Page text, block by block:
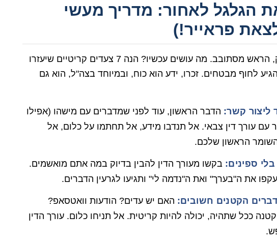
הגלגל לאחור: מדריך מעשי
פראייר!)
אז נקלעתם לסיטואציה. הלב דופק, הראש מסתובב. מה עושים עכשיו? הנה 7 צעדים קריטיים שיעזרו
לחוף מבטחים. זכרו, ידע הוא כוח, ובמיוחד בצה"ל, הוא גם
ליצור קשר: הדבר הראשון, עוד לפני שמדברים עם מישהו (אפילו
עם עורך דין צבאי. אל תנדבו מידע, אל תחתמו על כלום, אל
השומר הראשון שלכם.
ספינים: בקשו מעורך הדין להבין בדיוק במה אתם מואשמים.
את ה"בערך" ואת ה"נדמה לי" ותגיעו לגרעין הדברים.
הקטנים חשובים: האם יש עדים? הודעות וואטסאפ?
ככל שתהיה, יכולה להיות קריטית. אל תניחו כלום. עורך הדין